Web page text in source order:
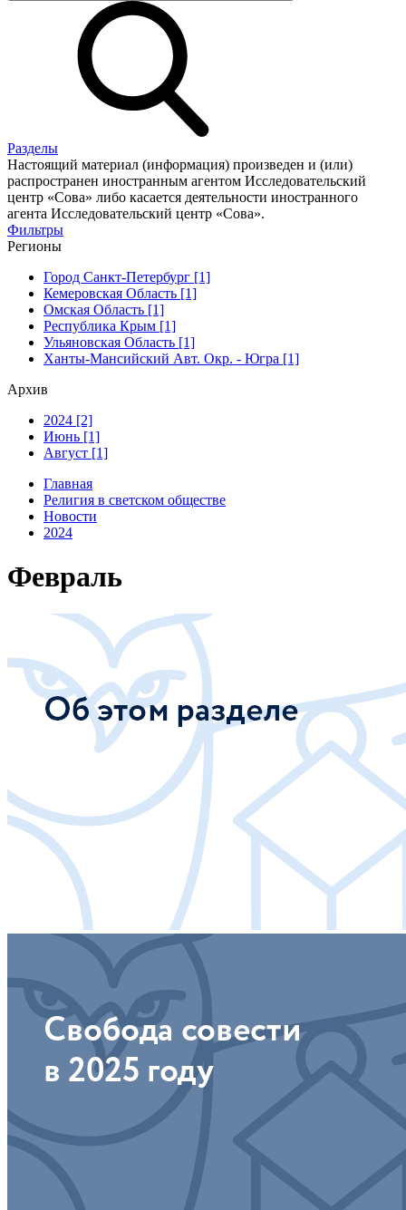
Разделы
Настоящий материал (информация) произведен и (или)
распространен иностранным агентом Исследовательский
центр «Сова» либо касается деятельности иностранного
агента Исследовательский центр «Сова».
Фильтры
Регионы
Город Санкт-Петербург [1]
Кемеровская Область [1]
Омская Область [1]
Республика Крым [1]
Ульяновская Область [1]
Ханты-Мансийский Авт. Окр. - Югра [1]
Архив
2024 [2]
Июнь [1]
Август [1]
Главная
Религия в светском обществе
Новости
2024
Февраль